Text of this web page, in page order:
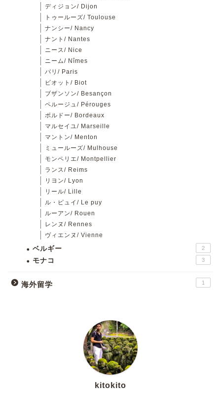
ディジョン/ Dijon
トゥールーズ/ Toulouse
ナンシー/ Nancy
ナント/ Nantes
ニース/ Nice
ニーム/ Nîmes
パリ/ Paris
ビオット/ Biot
ブザンソン/ Besançon
ペルージュ/ Pérouges
ボルドー/ Bordeaux
マルセイユ/ Marseille
マントン/ Menton
ミュールーズ/ Mulhouse
モンペリエ/ Montpellier
ランス/ Reims
リヨン/ Lyon
リール/ Lille
ル・ピュイ/ Le puy
ルーアン/ Rouen
レンヌ/ Rennes
ヴィエンヌ/ Vienne
ベルギー 2
モナコ 3
海外留学 1
kitokito